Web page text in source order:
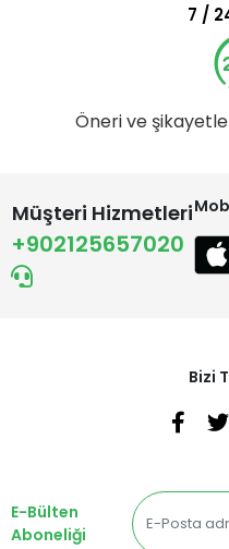
7 /
Öneri ve
Müşteri Hizmetleri
+902125657020
Bizi
E-Bülten
Aboneliği